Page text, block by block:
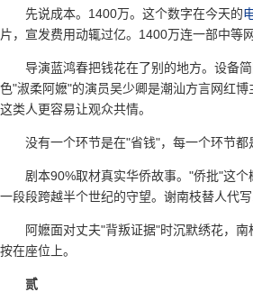
先说成本。1400万。这个数字在今天的
片，宣发费用动辄过亿。1400万连一部中等
导演蓝鸿春把钱花在了别的地方。设备
色"淑柔阿嬷"的演员吴少卿是潮汕方言网红
这类人更容易让观众共情。
没有一个环节是在"省钱"，每一个环节
剧本90%取材真实华侨故事。"侨批"这
一段段跨越半个世纪的守望。谢南枝替人代
阿嬷面对丈夫"背叛证据"时沉默绣花，
按在座位上。
贰